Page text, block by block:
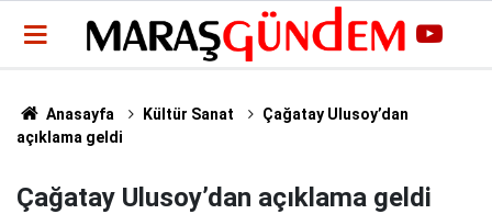
Anasayfa Kültür Sanat
Çağatay Ulusoy’dan
açıklama geldi
Çağatay Ulusoy’dan açıklama geldi